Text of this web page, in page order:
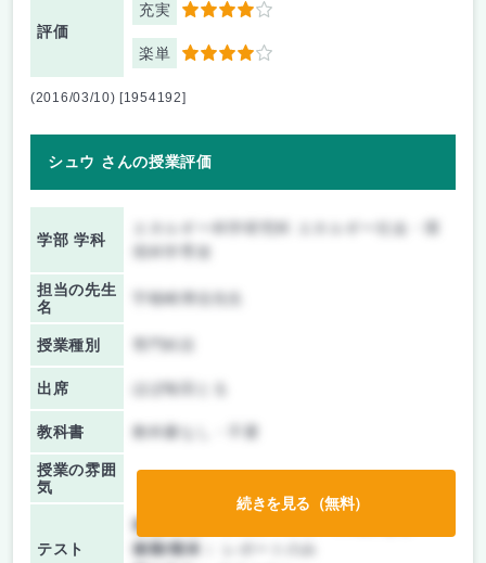
評価
充実 4
楽単 4
(2016/03/10) [1954192]
シュウ さんの授業評価
学部 学科
エネルギー科学研究科 エネルギー社会・環
担当の先生
名
宇根崎博信先生
授業種別
出席 ほぼ毎回とる
教科書 教科書なし・不要
授業の雰囲
気
テスト
前期/中間：
後期/期末：
続きを見る（無料）